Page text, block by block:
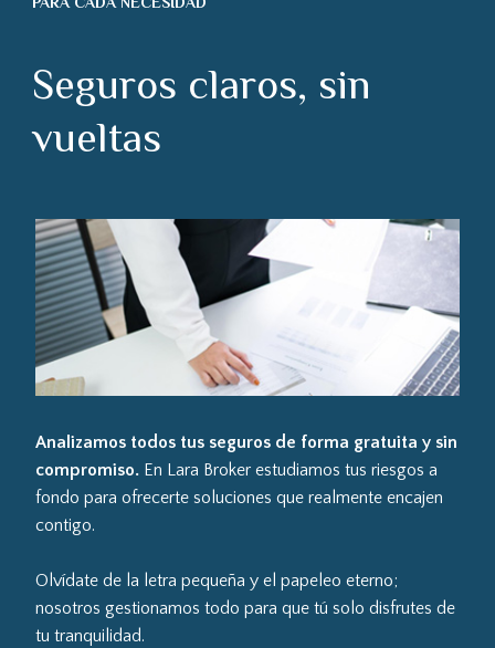
Seguros claros, sin
vueltas
Analizamos todos tus seguros de forma gratuita y sin
compromiso.En Lara Broker estudiamos tus riesgos a
fondo para ofrecerte soluciones que realmente encajen
contigo.
Olvídate de la letra pequeña y el papeleo eterno;
nosotros gestionamos todo para que tú solo disfrutes de
tu tranquilidad.